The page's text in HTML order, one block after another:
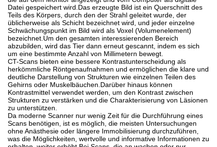
Datei gespeichert wird.Das erzeugte Bild ist ein Querschnitt des
Teils des Körpers, durch den der Strahl geleitet wurde, der
üblicherweise als Schicht bezeichnet wird, und jeder einzelne
Schwächungspunkt im Bild wird als Voxel (Volumenelement)
bezeichnet.Um den gesamten interessierenden Bereich
abzubilden, wird das Tier dann erneut gescannt, indem es sich
um eine bestimmte Anzahl von Millimetern bewegt.
CT-Scans bieten eine bessere Kontrastunterscheidung als
herkömmliche Röntgenaufnahmen und ermöglichen die klare und
deutliche Darstellung von Strukturen wie einzelnen Teilen des
Gehirns oder Muskelbäuchen.Darüber hinaus können
Kontrastmittel verwendet werden, um den Kontrast zwischen
Strukturen zu verstärken und die Charakterisierung von Läsionen
zu unterstützen.
Da moderne Scanner nur wenig Zeit für die Durchführung eines
Scans benötigen, ist es möglich, die meisten Untersuchungen
ohne Anästhesie oder längere Immobilisierung durchzuführen,
was die Möglichkeiten, wertvolle und informative Informationen zu